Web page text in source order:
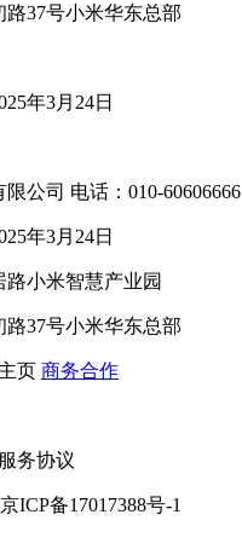
37号小米华东总部
年3月24日
公司 电话：010-60606666
年3月24日
小米智慧产业园
37号小米华东总部
页 商务合作
务协议
京ICP备17017388号-1